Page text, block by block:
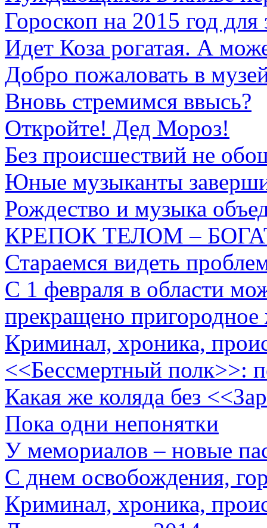
Гороскоп на 2015 год для
Идет Коза рогатая. А
Добро пожаловать в
Вновь стремимся ввысь?
Откройте! Дед Мороз!
Без происшествий не
Юные музыканты
Рождество и музыка
КРЕПОК ТЕЛОМ –
Стараемся видеть
С 1 февраля в области
прекращено
Криминал, хроника,
<<Бессмертный полк>>:
Какая же коляда без
Пока одни непонятки
У мемориалов – новые
С днем освобождения,
Криминал, хроника,